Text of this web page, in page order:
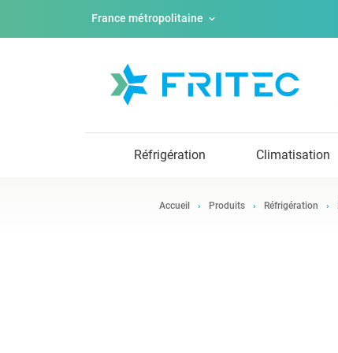
France métropolitaine
Réfrigération Climatisation
Accueil Produits Réfrigération